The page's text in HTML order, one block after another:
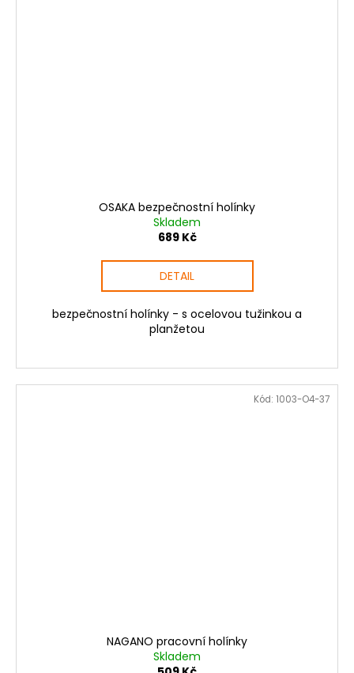
OSAKA bezpečnostní holínky
Skladem
689 Kč
DETAIL
bezpečnostní holínky - s ocelovou tužinkou a
planžetou
NAGANO pracovní holínky
Skladem
Kód: 1003-O4-37